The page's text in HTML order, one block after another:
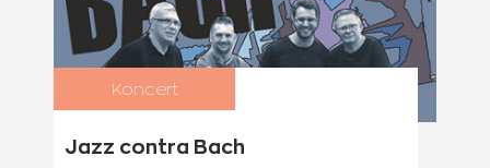
Koncert
Jazz contra Bach